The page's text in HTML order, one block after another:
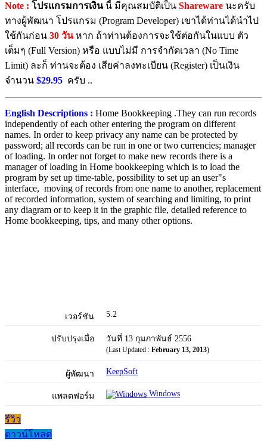
Note : โปรแกรมการเงิน นี้ มีคุณสมบัติเป็น Shareware นะครับ
ทางผู้พัฒนา โปรแกรม (Program Developer) เขาได้ท่านได้นำไป
ใช้กันก่อน 30 วันหาก ถ้าท่านต้องการจะใช้ต่อกันในแบบ ตัว
เต็มๆ (Full Version) หรือ แบบไม่มี การจำกัดเวลา (No Time
Limit) ละก็ ท่านจะต้อง เสียค่าลงทะเบียน (Register) เป็นเงิน
จำนวน $29.95 ครับ ..
English Descriptions : Home Bookkeeping .They can run records
independently of each other entering the program on different
names. In order to keep privacy any name can be protected by
password; all records can be run in one or two currencies; manager
of loading. In order not forget to make new records there is a
manager of loading in Home bookkeeping which is to load the
program by set up time-table, possibility to set up an user"s
interface, moving of records from one name to another, replacement
of recorded information, system of searching and limiting, to print
any diagram or to keep it in the graphic file, detailed reference to
Home bookkeeping, tips, and many other options.
เวอร์ชัน 5.2
ปรับปรุงเมื่อ วันที่ 13 กุมภาพันธ์ 2556
(Last Updated : February 13, 2013)
ผู้พัฒนา KeepSoft
แพลตฟอร์ม Windows
รีวิว
ดาวน์โหลด